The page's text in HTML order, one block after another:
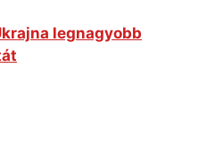
legnagyobb